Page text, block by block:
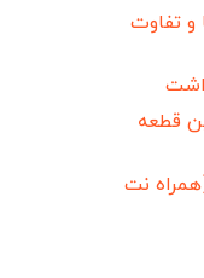
و تفاوت
قطعه
نت